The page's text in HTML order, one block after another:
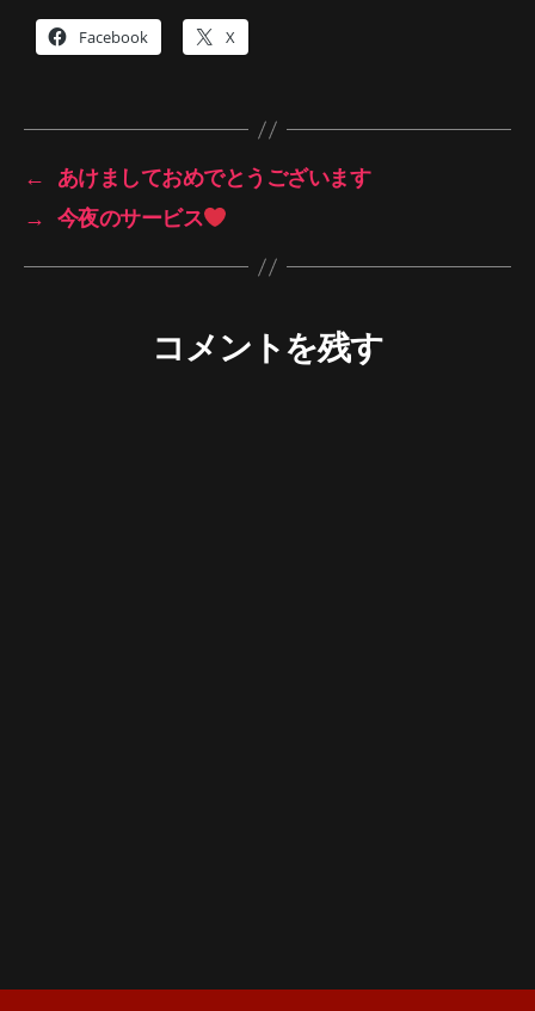
Facebook X
←
あけましておめでとうございます
→
今夜のサービス
コメントを残す